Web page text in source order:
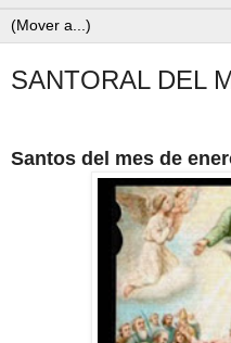
SANTORAL DEL
Santos del mes de